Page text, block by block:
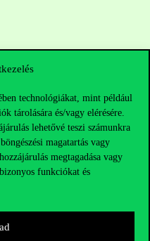
technológiákat, mint például
tárolására és/vagy elérésére.
lehetővé teszi számunkra
magatartás vagy
megtagadása vagy
funkciókat és